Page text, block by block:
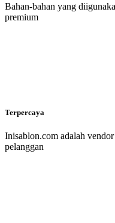
Bahan-bahan yang
premium
Terpercaya
Inisablon.com adalah
pelanggan